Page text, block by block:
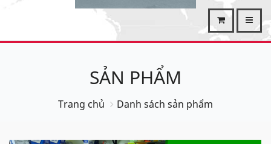
SẢN PHẨM
Trang chủ Danh sách sản phẩm